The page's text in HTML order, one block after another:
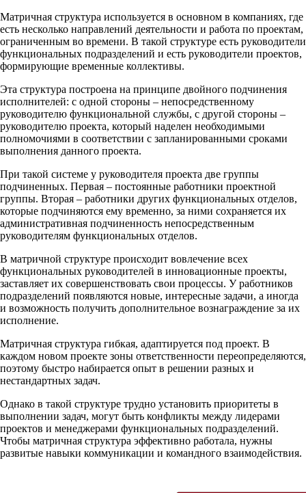
Матричная структура используется в основном в компаниях, где
есть несколько направлений деятельности и работа по проектам,
ограниченным во времени. В такой структуре есть руководители
функциональных подразделений и есть руководители проектов,
формирующие временные коллективы.
Эта структура построена на принципе двойного подчинения
исполнителей: с одной стороны – непосредственному
руководителю функциональной службы, с другой стороны –
руководителю проекта, который наделен необходимыми
полномочиями в соответствии с запланированными сроками
выполнения данного проекта.
При такой системе у руководителя проекта две группы
подчиненных. Первая – постоянные работники проектной
группы. Вторая – работники других функциональных отделов,
которые подчиняются ему временно, за ними сохраняется их
административная подчиненность непосредственным
руководителям функциональных отделов.
В матричной структуре происходит вовлечение всех
функциональных руководителей в инновационные проекты,
заставляет их совершенствовать свои процессы. У работников
подразделений появляются новые, интересные задачи, а иногда
и возможность получить дополнительное вознаграждение за их
исполнение.
Матричная структура гибкая, адаптируется под проект. В
каждом новом проекте зоны ответственности переопределяются,
поэтому быстро набирается опыт в решении разных и
нестандартных задач.
Однако в такой структуре трудно установить приоритеты в
выполнении задач, могут быть конфликты между лидерами
проектов и менеджерами функциональных подразделений.
Чтобы матричная структура эффективно работала, нужны
развитые навыки коммуникации и командного взаимодействия.